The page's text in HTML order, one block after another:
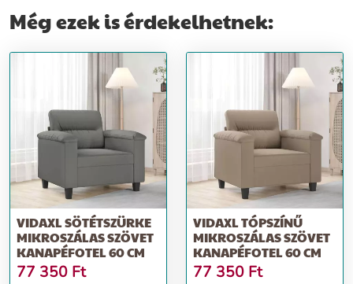
Még ezek is érdekelhetnek:
VIDAXL SÖTÉTSZÜRKE
MIKROSZÁLAS SZÖVET
KANAPÉFOTEL 60 CM
77 350 Ft
VIDAXL TÓPSZÍNŰ
MIKROSZÁLAS SZÖVET
KANAPÉFOTEL 60 CM
77 350 Ft